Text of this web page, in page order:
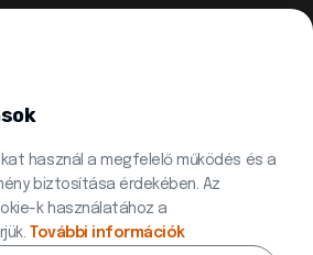
használ a megfelelő működés és a
biztosítása érdekében. Az
k használatához a
További információk